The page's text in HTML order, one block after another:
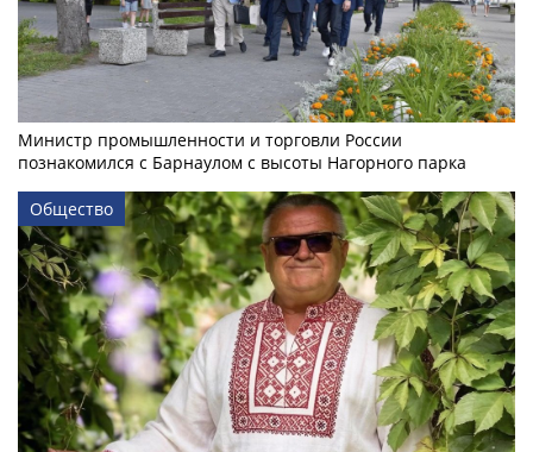
Министр промышленности и торговли России
познакомился с Барнаулом с высоты Нагорного парка
Общество